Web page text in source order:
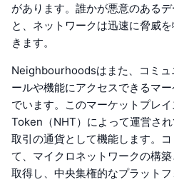
があります。誰かが悪意のある
と、ネットワークは迅速に脅威
きます。
Neighbourhoodsはまた、コミュ
ールや機能にアクセスできるマ
でいます。このマーケットプレ
Token（NHT）によって運営さ
取引の通貨として機能します。
て、マイクロネットワークの構
取得し、中央集権的なプラット